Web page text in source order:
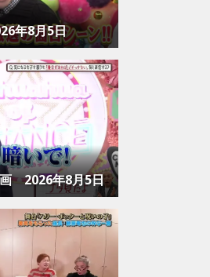
年8月5日
2026年8月5日